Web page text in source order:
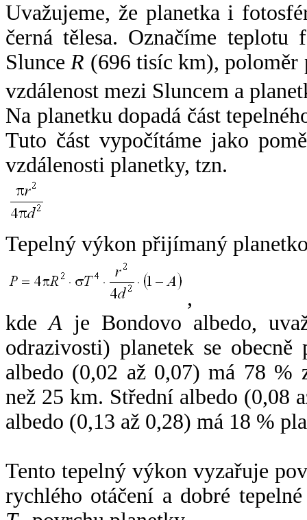
Uvažujeme, že planetka i
černá tělesa. Označíme
SlunceR (696 tisíc km),
vzdálenost mezi Sluncem a
Na planetku dopadá část
Tuto část vypočítáme jako
vzdálenosti planetky, tzn.
Tepelný výkon přijímaný
,
kdeA je Bondovo albedo,
odrazivosti) planetek se
albedo (0,02 až 0,07) má 78 %
než 25 km. Střední albedo (0,08
albedo (0,13 až 0,28) má 18 %
Tento tepelný výkon vyzařuje
rychlého otáčení a dobré